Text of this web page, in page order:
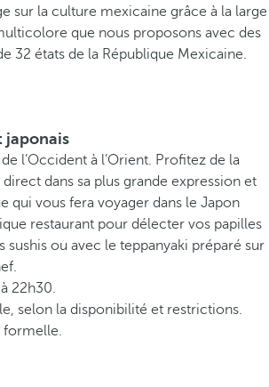
sur la culture mexicaine grâce à la large
que nous proposons avec des
32 états de la République Mexicaine.
japonais
l’Occident à l’Orient. Profitez de la
dans sa plus grande expression et
qui vous fera voyager dans le Japon
restaurant pour délecter vos papilles
sushis ou avec le teppanyaki préparé sur
22h30.
selon la disponibilité et restrictions.
formelle.